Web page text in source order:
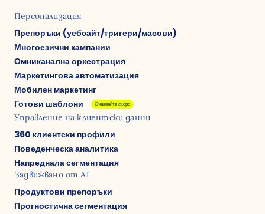
Персонализация
Препоръки (уебсайт/тригери/масови)
Многоезични кампании
Омниканална оркестрация
Маркетингова автоматизация
Мобилен маркетинг
Готови шаблони
Очаквайте скоро
Управление на клиентски данни
360 клиентски профили
Поведенческа аналитика
Напреднала сегментация
Задвижвано от AI
Продуктови препоръки
Прогностична сегментация